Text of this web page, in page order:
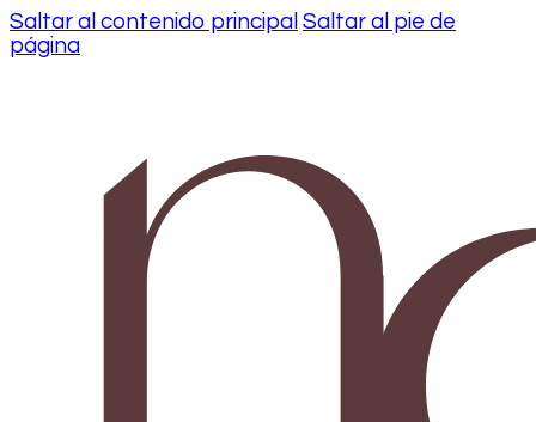
Saltar al contenido principal Saltar al pie de
página